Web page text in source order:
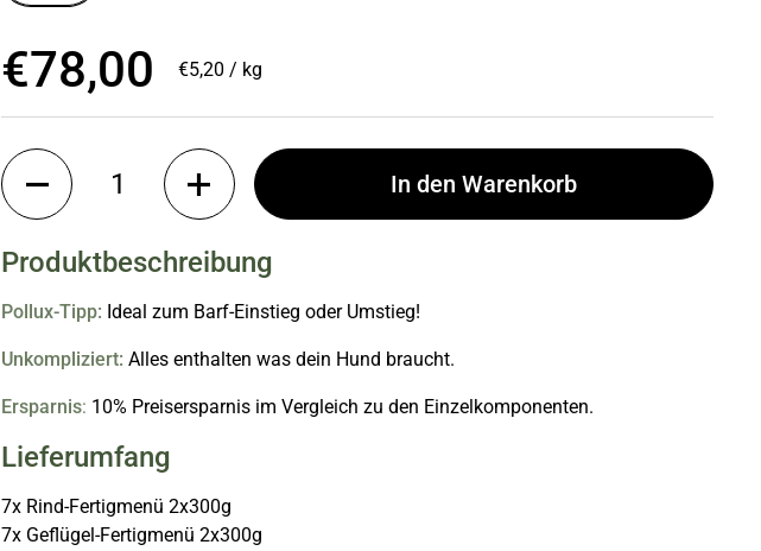
Regulärer Preis
€78,00 Stückpreis
€5,20 / kg
Anzahl
In den Warenkorb
Produktbeschreibung
Pollux-Tipp: Ideal zum Barf-Einstieg oder Umstieg!
Unkompliziert: Alles enthalten was dein Hund braucht.
Ersparnis: 10% Preisersparnis im Vergleich zu den Einzelkomponenten.
Lieferumfang
7x Rind-Fertigmenü 2x300g
7x Geflügel-Fertigmenü 2x300g